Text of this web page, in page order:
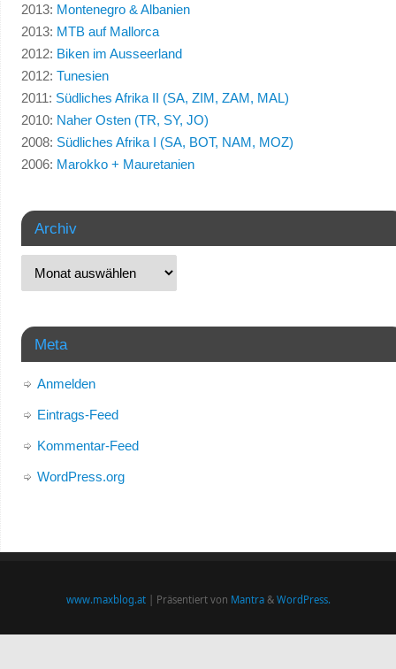
2013: Montenegro & Albanien
2013: MTB auf Mallorca
2012: Biken im Ausseerland
2012: Tunesien
2011: Südliches Afrika II (SA, ZIM, ZAM, MAL)
2010: Naher Osten (TR, SY, JO)
2008: Südliches Afrika I (SA, BOT, NAM, MOZ)
2006: Marokko + Mauretanien
Archiv
Meta
Anmelden
Eintrags-Feed
Kommentar-Feed
WordPress.org
www.maxblog.at| Präsentiert von Mantra& WordPress.